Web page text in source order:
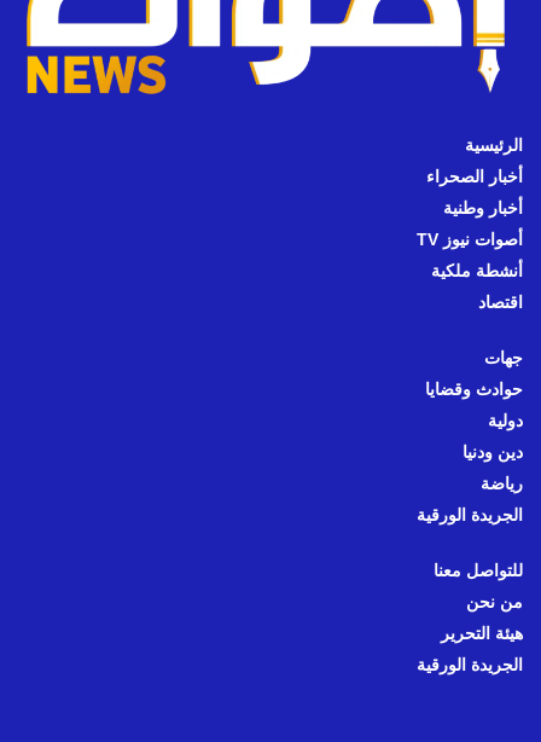
الرئيسية
أخبار الصحراء
أخبار وطنية
أصوات نيوز TV
أنشطة ملكية
اقتصاد
جهات
حوادث وقضايا
دولية
دين ودنيا
رياضة
الجريدة الورقية
للتواصل معنا
من نحن
هيئة التحرير
الجريدة الورقية